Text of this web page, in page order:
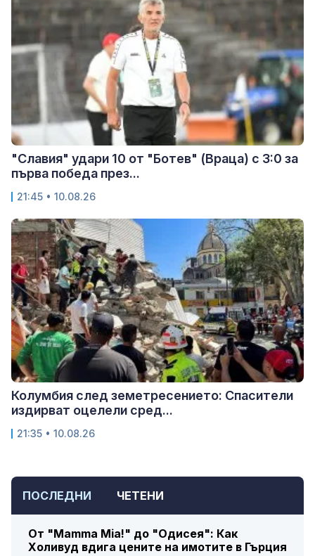
ПОСЛЕДНИ ЧЕТЕНИ
От "Mamma Mia!" до "Одисея": Как
Холивуд вдига цените на имотите в Гърция
"Славия" удари 10 от "Ботев" (Враца) с 3:0 за
първа победа през...
21:45 • 10.08.26
Колумбия след земетресението: Спасители
издирват оцелели сред...
21:35 • 10.08.26